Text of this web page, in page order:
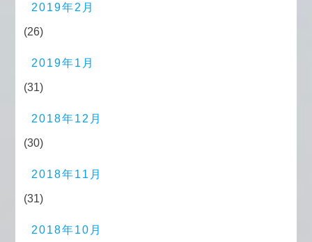
2019年2月
(26)
2019年1月
(31)
2018年12月
(30)
2018年11月
(31)
2018年10月